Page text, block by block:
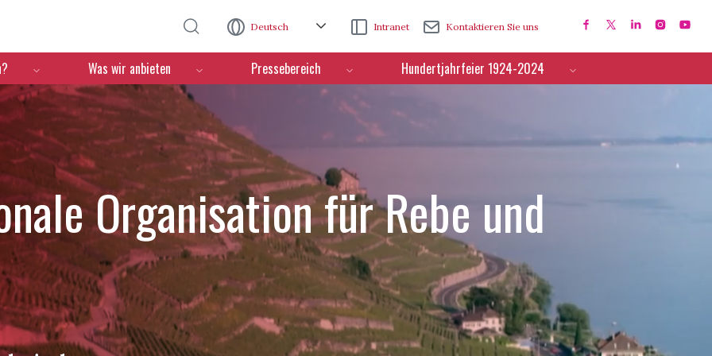
Deutsch Intranet Kontaktieren Sie uns
Was wir anbieten Pressebereich Hundertjahrfeier 1924-2024
Organisation für Rebe und